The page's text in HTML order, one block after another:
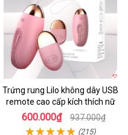
Trứng rung Lilo không dây USB
remote cao cấp kích thích nữ
600.000₫ 937.000₫
(215)